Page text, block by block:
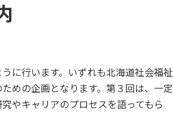
に行います。いずれも北海道社会福祉
めの企画となります。第３回は、一定
やキャリアのプロセスを語ってもら